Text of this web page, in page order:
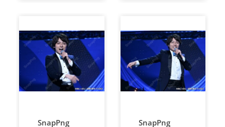
SnapPng
SnapPng